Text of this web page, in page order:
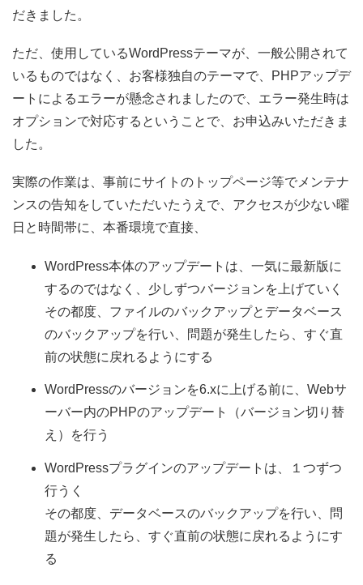
だきました。
ただ、使用しているWordPressテーマが、一般公開されて
いるものではなく、お客様独自のテーマで、PHPアップデ
ートによるエラーが懸念されましたので、エラー発生時は
オプションで対応するということで、お申込みいただきま
した。
実際の作業は、事前にサイトのトップページ等でメンテナ
ンスの告知をしていただいたうえで、アクセスが少ない曜
日と時間帯に、本番環境で直接、
WordPress本体のアップデートは、一気に最新版に
するのではなく、少しずつバージョンを上げていく
その都度、ファイルのバックアップとデータベース
のバックアップを行い、問題が発生したら、すぐ直
前の状態に戻れるようにする
WordPressのバージョンを6.xに上げる前に、Webサ
ーバー内のPHPのアップデート（バージョン切り替
え）を行う
WordPressプラグインのアップデートは、１つずつ
行うく
その都度、データベースのバックアップを行い、問
題が発生したら、すぐ直前の状態に戻れるようにす
る